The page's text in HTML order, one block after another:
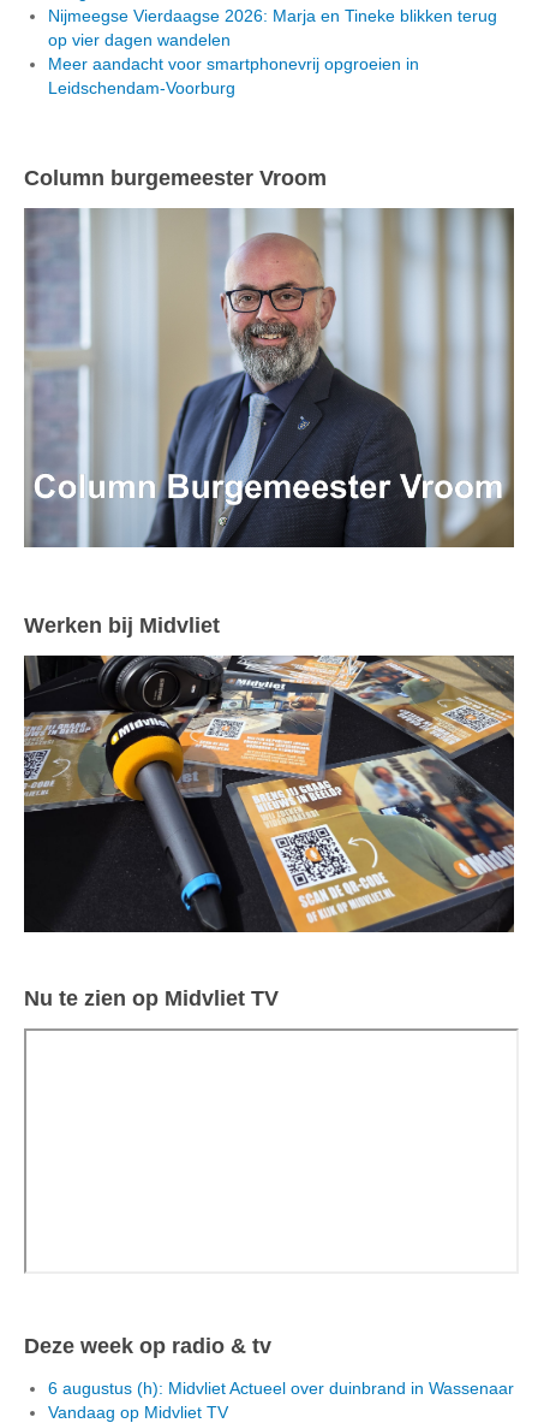
Nijmeegse Vierdaagse 2026: Marja en Tineke blikken terug
op vier dagen wandelen
Meer aandacht voor smartphonevrij opgroeien in
Leidschendam-Voorburg
Column burgemeester Vroom
Werken bij Midvliet
Nu te zien op Midvliet TV
Deze week op radio & tv
6 augustus (h): Midvliet Actueel over duinbrand in Wassenaar
Vandaag op Midvliet TV